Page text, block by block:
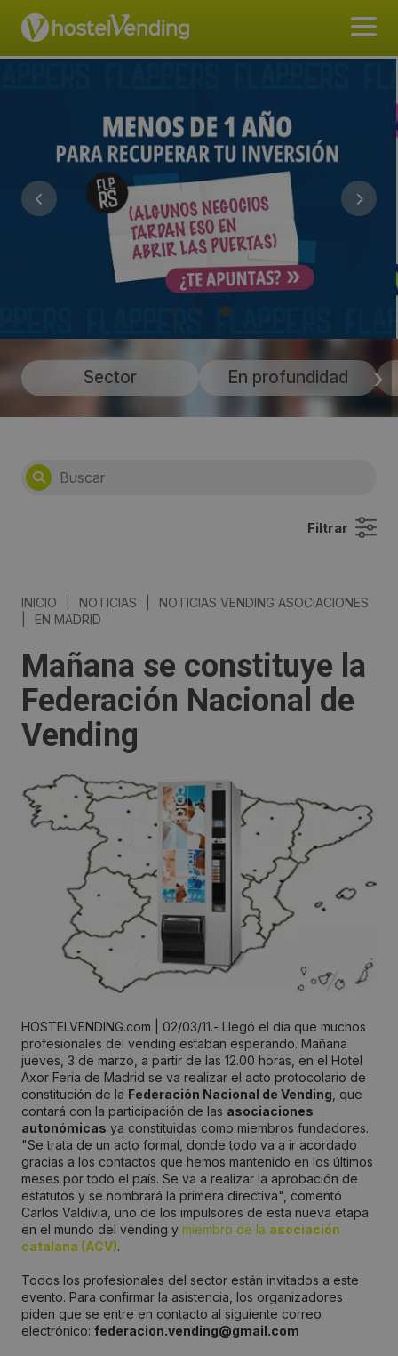
Sector En profundidad
Filtrar
INICIO NOTICIAS
NOTICIAS VENDING ASOCIACIONES
EN MADRID
Mañana se constituye la
Federación Nacional de
Vending
HOSTELVENDING.com | 02/03/11.- Llegó el día que muchos
profesionales del vending estaban esperando. Mañana
jueves, 3 de marzo, a partir de las 12.00 horas, en el Hotel
Axor Feria de Madrid se va realizar el acto protocolario de
constitución de la Federación Nacional de Vending , que
contará con la participación de las asociaciones
autonómicas ya constituidas como miembros fundadores.
"Se trata de un acto formal, donde todo va a ir acordado
gracias a los contactos que hemos mantenido en los últimos
meses por todo el país. Se va a realizar la aprobación de
estatutos y se nombrará la primera directiva", comentó
Carlos Valdivia, uno de los impulsores de esta nueva etapa
en el mundo del vending y miembro de la asociación
catalana (ACV).
Todos los profesionales del sector están invitados a este
evento. Para confirmar la asistencia, los organizadores
piden que se entre en contacto al siguiente correo
electrónico: federacion.vending@gmail.com